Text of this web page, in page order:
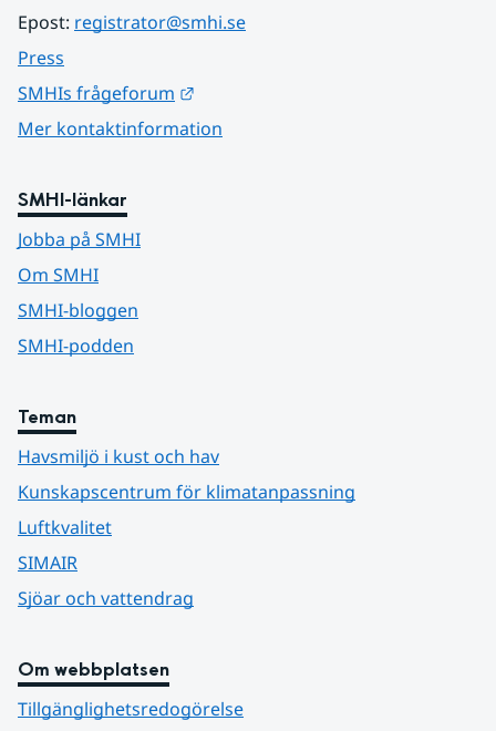
Epost: registrator@smhi.se
Press
SMHIs frågeforum
Mer kontaktinformation
SMHI-länkar
Jobba på SMHI
Om SMHI
SMHI-bloggen
SMHI-podden
Teman
Havsmiljö i kust och hav
Kunskapscentrum för klimatanpassning
Luftkvalitet
SIMAIR
Sjöar och vattendrag
Om webbplatsen
Tillgänglighetsredogörelse